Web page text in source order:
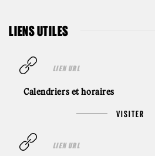
LIENS UTILES
LIEN URL
Calendriers et horaires
VISITER
LIEN URL